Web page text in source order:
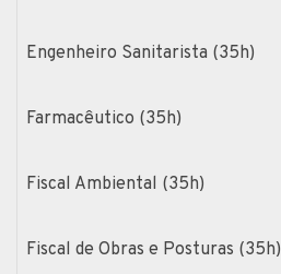
Engenheiro Sanitarista (35h)
Farmacêutico (35h)
Fiscal Ambiental (35h)
Fiscal de Obras e Posturas (35h)